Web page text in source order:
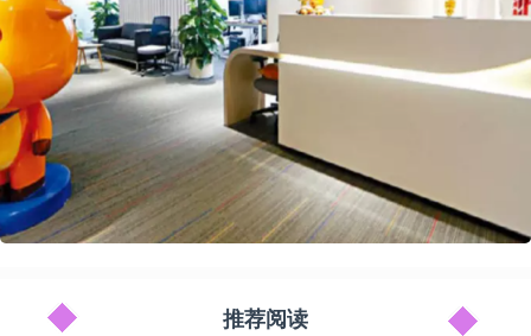
推荐阅读